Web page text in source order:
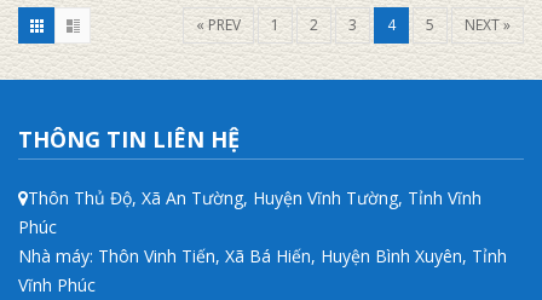
« PREV 1 2 3 4 5 NEXT »
THÔNG TIN LIÊN HỆ
Thôn Thủ Độ, Xã An Tường, Huyện Vĩnh Tường, Tỉnh Vĩnh
Phúc
Nhà máy: Thôn Vinh Tiến, Xã Bá Hiến, Huyện Bình Xuyên, Tỉnh
Vĩnh Phúc